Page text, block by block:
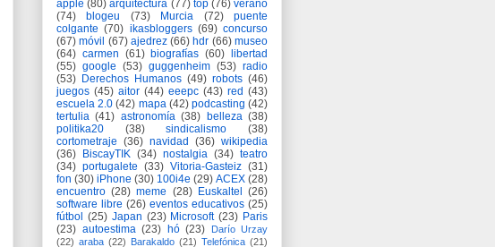
apple (80) arquitectura (77) top (76) verano
(74)
blogeu (73) Murcia (72)
puente
colgante (70) ikasbloggers (69) concurso
(67) móvil (67) ajedrez (66) hdr (66) museo
(64) carmen (61) biografías (60)
libertad
(55) google (53) guggenheim (53) radio
(53) Derechos Humanos (49) robots (46)
juegos (45) aitor (44) eeepc (43) red (43)
escuela 2.0 (42) mapa (42) podcasting (42)
tertulia (41) astronomía (38) belleza (38)
politika20
(38) sindicalismo
(38)
cortometraje (36) navidad (36) wikipedia
(36)
BiscayTIK (34) nostalgia (34) teatro
(34) portugalete (33) Vitoria-Gasteiz (31)
fon (30) iPhone (30) 100i4e (29) ACEX (28)
encuentro (28) meme (28) Euskaltel
(26)
software libre (26) eventos educativos (25)
fútbol (25) Japan (23) Microsoft (23) Paris
(23) autoestima (23) hó (23)
Darío Urzay
(22) araba (22) Barakaldo (21) Telefónica (21)